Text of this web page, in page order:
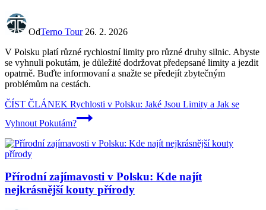
OdTerno Tour 26. 2. 2026
V Polsku platí různé rychlostní limity pro různé druhy silnic. Abyste
se vyhnuli pokutám, je důležité dodržovat předepsané limity a jezdit
opatrně. Buďte informovaní a snažte se předejít zbytečným
problémům na cestách.
ČÍST ČLÁNEK Rychlosti v Polsku: Jaké Jsou Limity a Jak se
Vyhnout Pokutám?
Přírodní zajímavosti v Polsku: Kde najít
nejkrásnější kouty přírody